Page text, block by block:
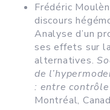
Frédéric
discours
Analyse d’un
ses effets sur
alternatives.
de
: entre
Montréal,